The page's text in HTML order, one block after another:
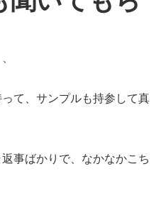
て、サンプルも持参して真
事ばかりで、なかなかこち